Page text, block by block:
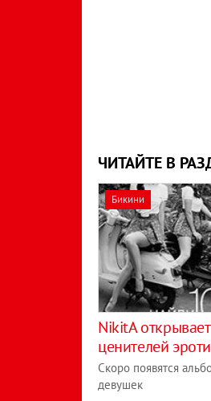
ЧИТАЙТЕ В
Бикини
NikitA
ценителей
Скоро появятся
девушек